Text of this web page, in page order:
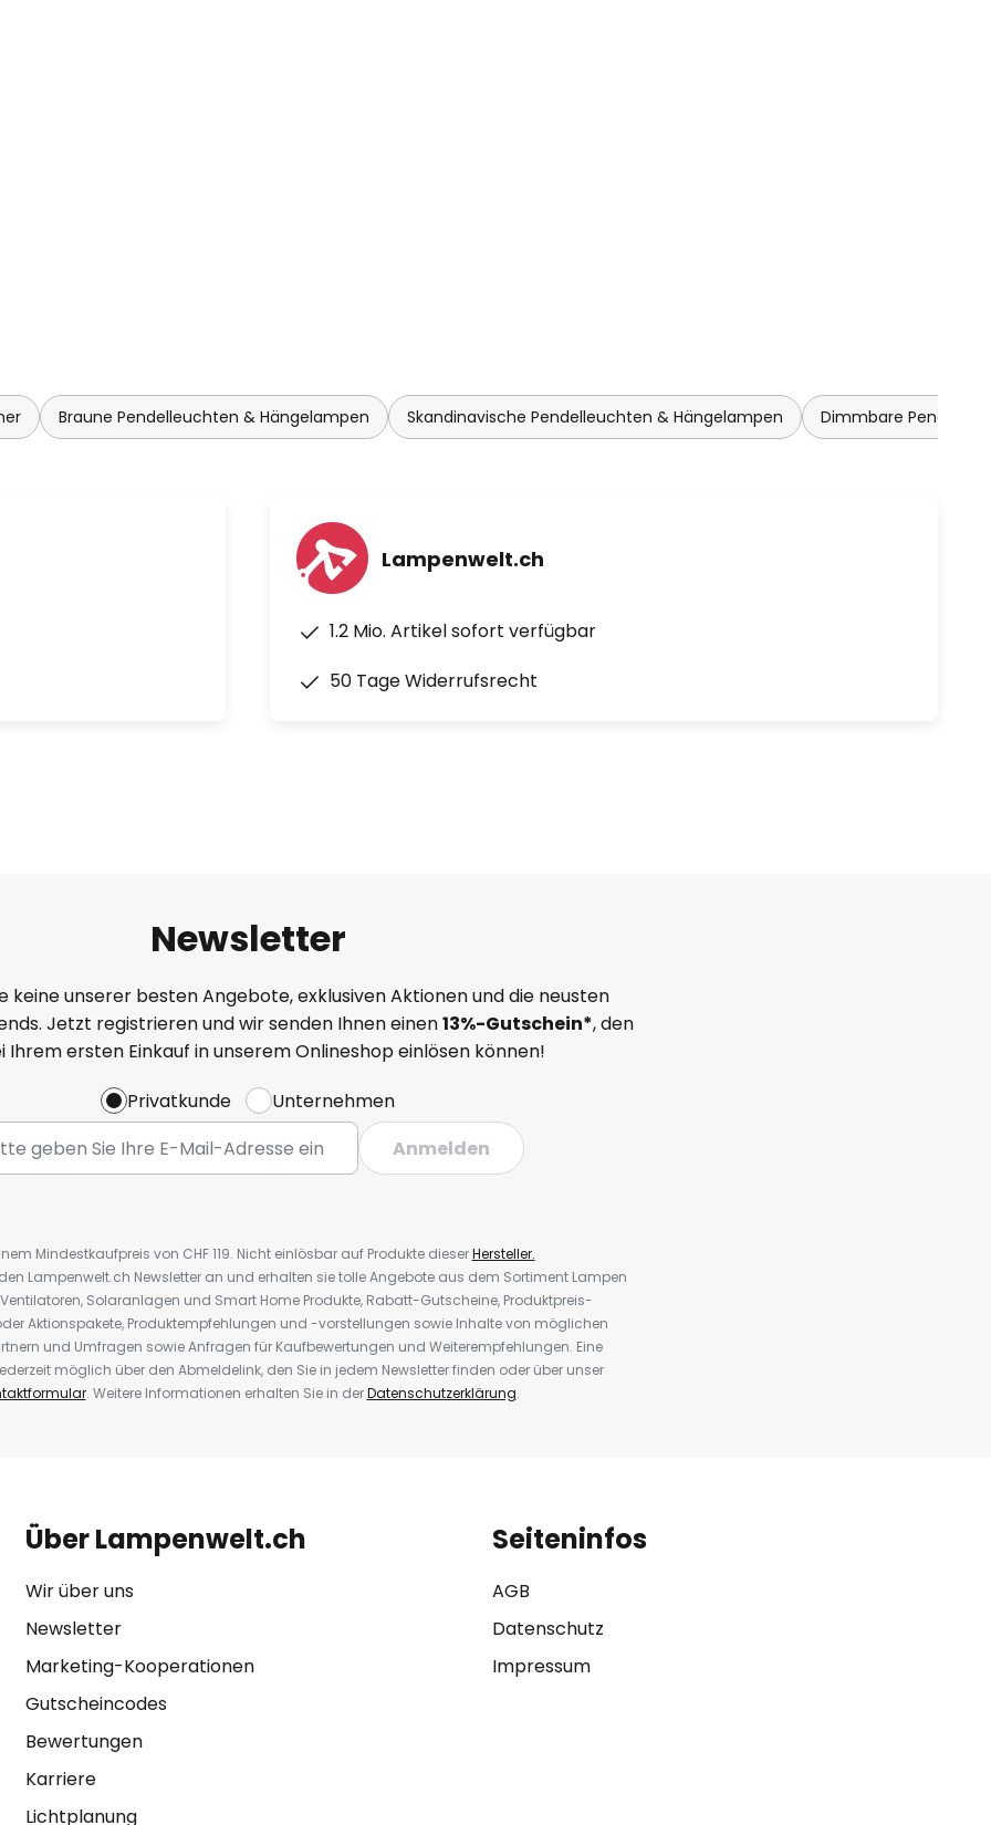
Braune Pendelleuchten & Hängelampen Skandinavische Pendelleuchten & Hängelampen Dimmbare
Lampenwelt.ch
1.2 Mio. Artikel sofort verfügbar
50 Tage Widerrufsrecht
Newsletter
keine unserer besten Angebote, exklusiven Aktionen und die neusten
Jetzt registrieren und wir senden Ihnen einen13%-Gutschein*, den
Ihrem ersten Einkauf in unserem Onlineshop einlösen können!
Privatkunde
Unternehmen
Anmelden
Mindestkaufpreis von CHF 119. Nicht einlösbar auf Produkte dieserHersteller.
Lampenwelt.ch Newsletter an und erhalten sie tolle Angebote aus dem Sortiment Lampen
Solaranlagen und Smart Home Produkte, Rabatt-Gutscheine, Produktpreis-
Aktionspakete, Produktempfehlungen und -vorstellungen sowie Inhalte von möglichen
und Umfragen sowie Anfragen für Kaufbewertungen und Weiterempfehlungen. Eine
möglich über den Abmeldelink, den Sie in jedem Newsletter finden oder über unser
. Weitere Informationen erhalten Sie in derDatenschutzerklärung.
Über Lampenwelt.ch
Wir über uns
Newsletter
Marketing-Kooperationen
Gutscheincodes
Bewertungen
Karriere
Lichtplanung
Seiteninfos
AGB
Datenschutz
Impressum